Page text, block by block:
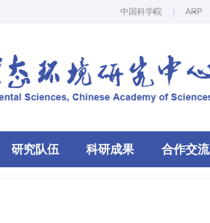
中国科学院 ARP
研究队伍 科研成果 合作交流